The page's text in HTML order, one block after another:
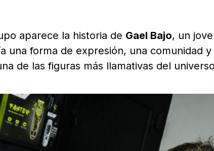
aparece la historia de Gael Bajo, un
una forma de expresión, una comunidad
de las figuras más llamativas del